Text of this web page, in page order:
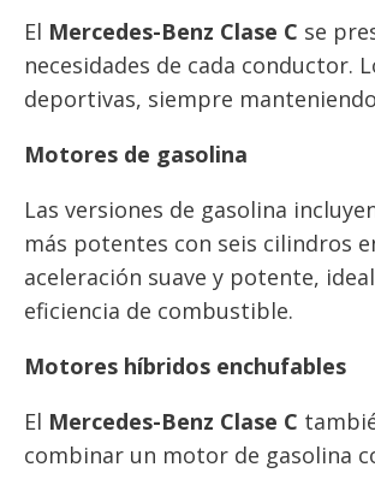
El Mercedes-Benz Clase C se
necesidades de cada conductor.
deportivas, siempre
Motores de gasolina
Las versiones de gasolina
más potentes con seis cilindros
aceleración suave y potente,
eficiencia de combustible.
Motores híbridos enchufables
El Mercedes-Benz Clase C
combinar un motor de gasolina